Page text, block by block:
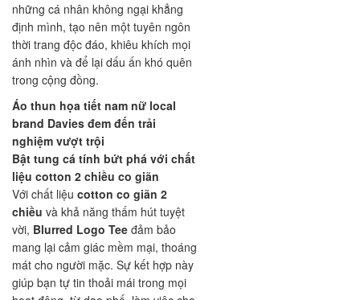
những cá nhân không ngại khẳng
định mình, tạo nên một tuyên ngôn
thời trang độc đáo, khiêu khích mọi
ánh nhìn và để lại dấu ấn khó quên
trong cộng đồng.
Áo thun họa tiết nam nữ local
brand Davies đem đến trải
nghiệm vượt trội
Bật tung cá tính bứt phá với chất
liệu cotton 2 chiều co giãn
Với chất liệu cotton co giãn 2
chiều và khả năng thấm hút tuyệt
vời, Blurred Logo Tee đảm bảo
mang lại cảm giác mềm mại, thoáng
mát cho người mặc. Sự kết hợp này
giúp bạn tự tin thoải mái trong mọi